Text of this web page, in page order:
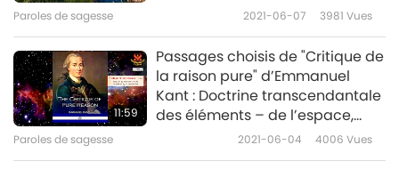
Paroles de sagesse 2021-06-07 3981 Vues
11:59
Passages choisis de "Critique de
la raison pure" d’Emmanuel
Kant : Doctrine transcendantale
des éléments – de l’espace,
Paroles de sagesse 2021-06-04 4006 Vues